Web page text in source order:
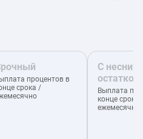
процентов в
срока /
С
остатком
Выплата
конце срока
ежемесячно